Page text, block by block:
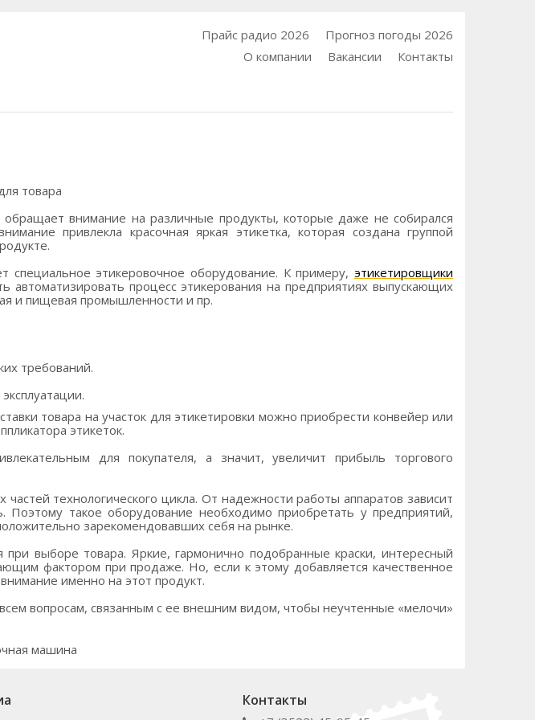
Прайс радио 2026
Прогноз погоды 2026
О компании
Вакансии Контакты
внимание на различные продукты, которые даже не собирался
привлекла красочная яркая этикетка, которая создана группой
специальное этикеровочное оборудование. К примеру, этикетировщики
процесс этикерования на предприятиях выпускающих
и пищевая промышленности и пр.
требований.
товара на участок для этикетировки можно приобрести конвейер или
этикеток.
для покупателя, а значит, увеличит прибыль торгового
технологического цикла. От надежности работы аппаратов зависит
Поэтому такое оборудование необходимо приобретать у предприятий,
зарекомендовавших себя на рынке.
выборе товара. Яркие, гармонично подобранные краски, интересный
фактором при продаже. Но, если к этому добавляется качественное
именно на этот продукт.
вопросам, связанным с ее внешним видом, чтобы неучтенные «мелочи»
Контакты